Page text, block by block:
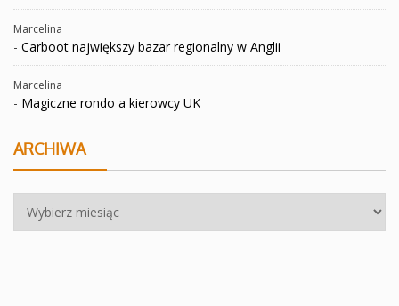
Marcelina
- Carboot największy bazar regionalny w Anglii
Marcelina
- Magiczne rondo a kierowcy UK
ARCHIWA